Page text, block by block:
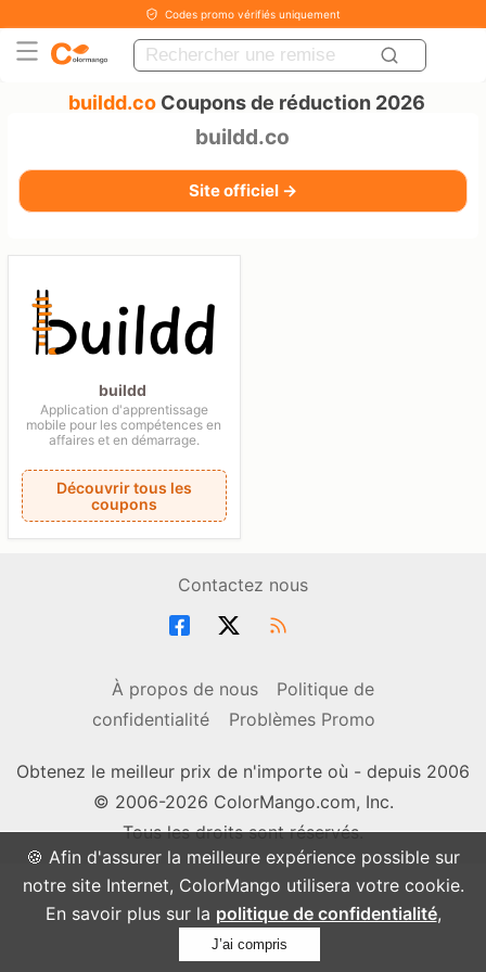
🍪 Afin d'assurer la meilleure expérience possible sur
notre site Internet, ColorMango utilisera votre cookie.
En savoir plus sur la politique de confidentialité,
J’ai compris
Codes promo vérifiés uniquement
buildd.coCoupons de réduction 2026
buildd.co
Site officiel →
buildd
Application d'apprentissage
mobile pour les compétences en
affaires et en démarrage.
Découvrir tous les
coupons
Contactez nous
À propos de nous
Politique de
confidentialité
Problèmes Promo
Obtenez le meilleur prix de n'importe où - depuis 2006
© 2006-2026 ColorMango.com, Inc.
Tous les droits sont réservés.